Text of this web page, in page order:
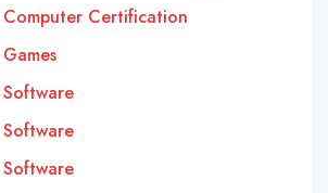
Computer Certification